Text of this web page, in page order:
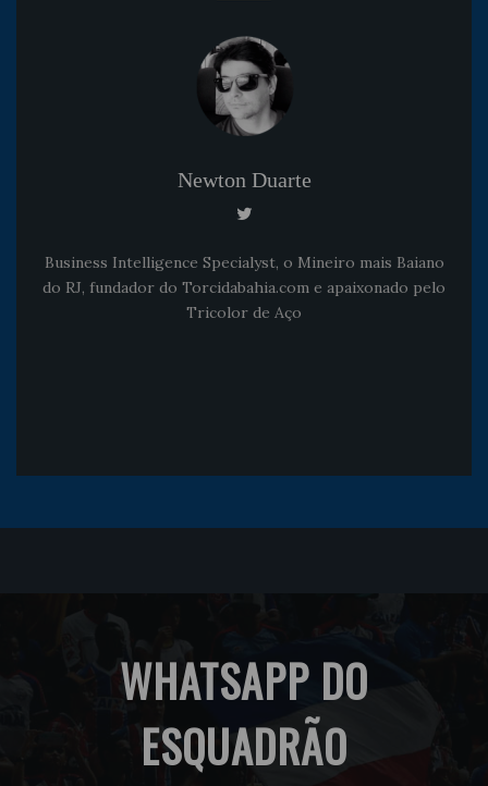
Newton Duarte
Business Intelligence Specialyst, o Mineiro mais Baiano
do RJ, fundador do Torcidabahia.com e apaixonado pelo
Tricolor de Aço
WHATSAPP DO
ESQUADRÃO